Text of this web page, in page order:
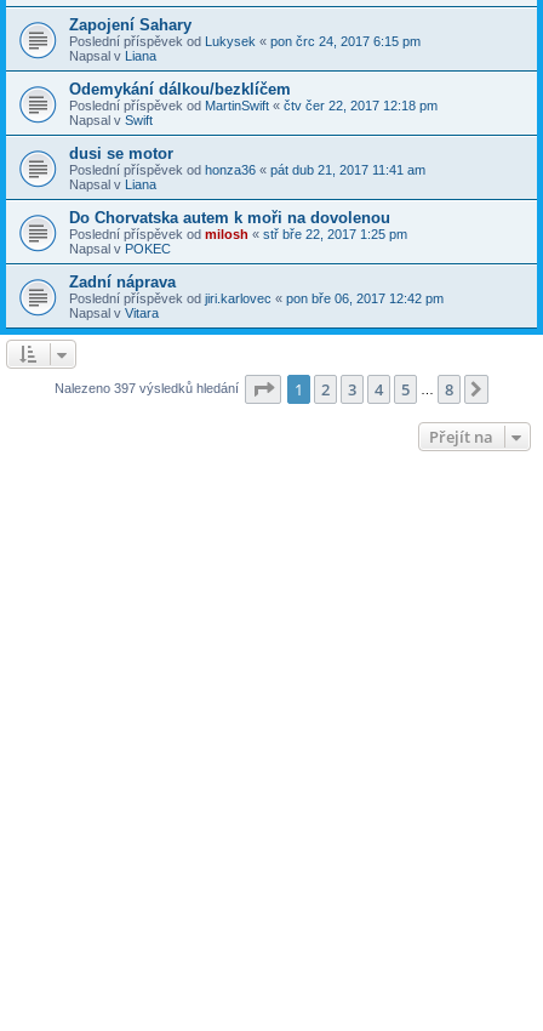
Zapojení Sahary
Poslední příspěvek od Lukysek « pon črc 24, 2017 6:15 pm
Napsal v Liana
Odemykání dálkou/bezklíčem
Poslední příspěvek od MartinSwift « čtv čer 22, 2017 12:18 pm
Napsal v Swift
dusi se motor
Poslední příspěvek od honza36 « pát dub 21, 2017 11:41 am
Napsal v Liana
Do Chorvatska autem k moři na dovolenou
Poslední příspěvek od milosh « stř bře 22, 2017 1:25 pm
Napsal v POKEC
Zadní náprava
Poslední příspěvek od jiri.karlovec « pon bře 06, 2017 12:42 pm
Napsal v Vitara
Nalezeno 397 výsledků hledání Stránka z
1 2 3 4 5 8
Přejít na